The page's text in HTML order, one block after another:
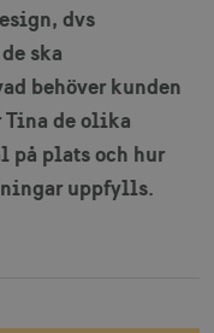
dvs
ska
behöver kunden
Tina de olika
på plats och hur
uppfylls.